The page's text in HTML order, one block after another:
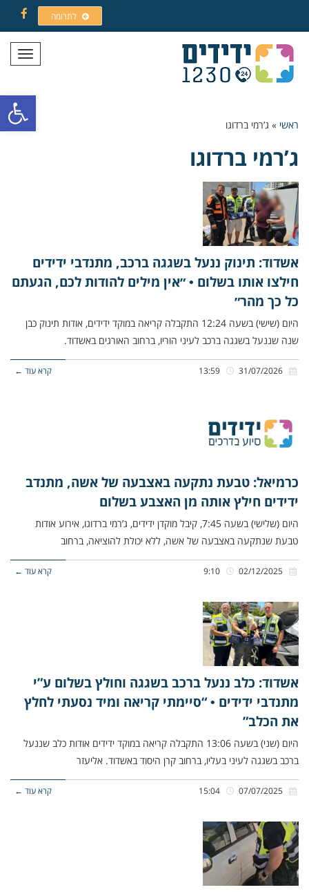
פתח
לתרומה
תפריט
ראשי » ג’רמי ברדוגו
ג’רמי ברדוגו
אשדוד: תינוק ננעל בשגגה ברכב, מתנדבי ידידים
חילצו אותו בשלום • ״אין מילים להודות לכם, הגעתם
כל כך מהר״
היום (שישי) בשעה 12:24 התקבלה קריאה במוקד ידידים, אודות תינוק כבן
שנה שננעל בשגגה ברכב לעיני הוריו, ברחוב האורגים באשדוד.
קרא עוד ←
כרמיאל: טבעת נתקעה באצבעה של אשה, מתנדב
ידידים חילץ אותה מן האצבע בשלום
היום (שלישי) בשעה 7:45, קיבל מוקדן ידידים, ג’רמי ברדוגו, אירוע אודות
טבעת שנתקעה באצבעה של אשה, ללא יכולת להוציאה, ברחוב
קרא עוד ←
אשדוד: כלב ננעל ברכב בשגגה וחולץ בשלום ע”י
מתנדבי ידידים • “סיימתי קריאה ומיד נסעתי לחלץ
את הכלב”
היום (שני) בשעה 13:06 התקבלה קריאה במוקד ידידים אודות כלב שננעל
ברכב בשגגה לעיני בעליו, ברחוב קרן היסוד באשדוד. אליעזר
קרא עוד ←